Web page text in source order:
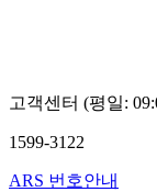
고객센터 (평일:
1599-3122
ARS 번호안내